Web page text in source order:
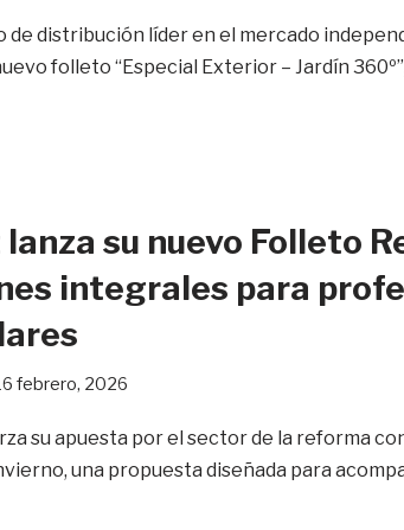
de distribución líder en el mercado
folleto “Especial Exterior – Jardín
su nuevo Folleto
integrales para
febrero, 2026
su apuesta por el sector de la reforma
una propuesta diseñada para